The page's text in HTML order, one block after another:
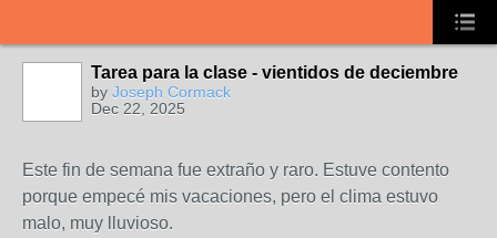
Tarea para la clase - vientidos de deciembre
by Joseph Cormack
Dec 22, 2025
Este fin de semana fue extraño y raro. Estuve contento
porque empecé mis vacaciones, pero el clima estuvo
malo, muy lluvioso.